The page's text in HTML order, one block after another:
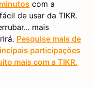
com a
de usar da TIKR.
mais
Pesquise mais de
participações
mais com a TIKR.